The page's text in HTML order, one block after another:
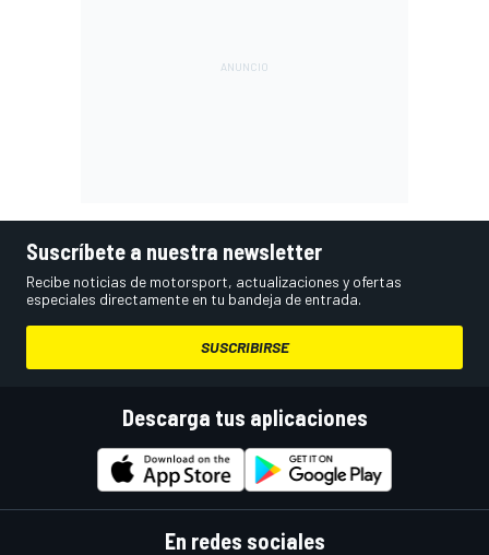
Suscríbete a nuestra newsletter
Recibe noticias de motorsport, actualizaciones y ofertas
especiales directamente en tu bandeja de entrada.
SUSCRIBIRSE
Descarga tus aplicaciones
En redes sociales